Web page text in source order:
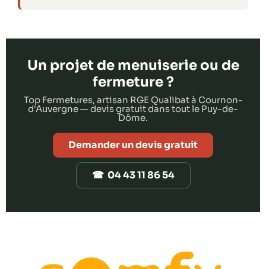
Un projet de menuiserie ou de
fermeture ?
Top Fermetures, artisan RGE Qualibat à Cournon-
d'Auvergne — devis gratuit dans tout le Puy-de-
Dôme.
Demander un devis gratuit
☎ 04 43 11 86 54